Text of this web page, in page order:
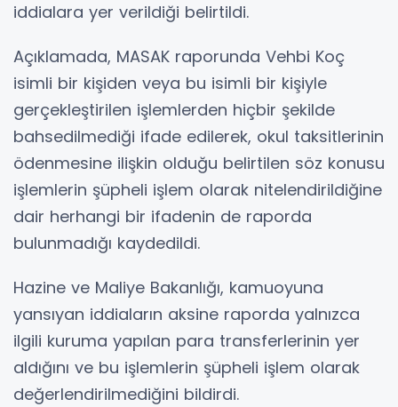
iddialara yer verildiği belirtildi.
Açıklamada, MASAK raporunda Vehbi Koç
isimli bir kişiden veya bu isimli bir kişiyle
gerçekleştirilen işlemlerden hiçbir şekilde
bahsedilmediği ifade edilerek, okul taksitlerinin
ödenmesine ilişkin olduğu belirtilen söz konusu
işlemlerin şüpheli işlem olarak nitelendirildiğine
dair herhangi bir ifadenin de raporda
bulunmadığı kaydedildi.
Hazine ve Maliye Bakanlığı, kamuoyuna
yansıyan iddiaların aksine raporda yalnızca
ilgili kuruma yapılan para transferlerinin yer
aldığını ve bu işlemlerin şüpheli işlem olarak
değerlendirilmediğini bildirdi.